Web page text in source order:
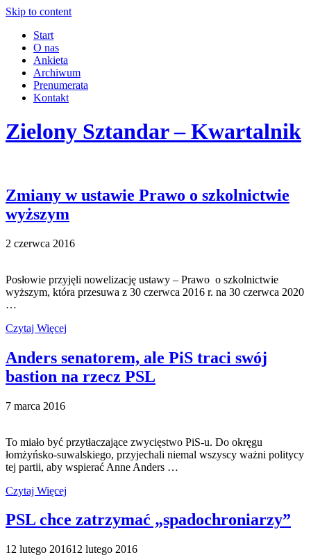
Skip to content
Start
O nas
Ankieta
Archiwum
Prenumerata
Kontakt
Zielony Sztandar – Kwartalnik
Zmiany w ustawie Prawo o szkolnictwie
wyższym
2 czerwca 2016
Posłowie przyjęli nowelizację ustawy – Prawo o szkolnictwie
wyższym, która przesuwa z 30 czerwca 2016 r. na 30 czerwca 2020
…
Czytaj Więcej
Anders senatorem, ale PiS traci swój
bastion na rzecz PSL
7 marca 2016
To miało być przytłaczające zwycięstwo PiS-u. Do okręgu
łomżyńsko-suwalskiego, przyjechali niemal wszyscy ważni politycy
tej partii, aby wspierać Anne Anders …
Czytaj Więcej
PSL chce zatrzymać „spadochroniarzy”
12 lutego 201612 lutego 2016